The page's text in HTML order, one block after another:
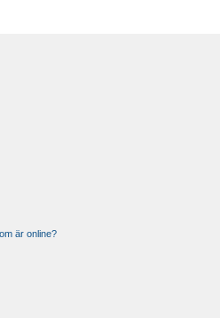
är online?